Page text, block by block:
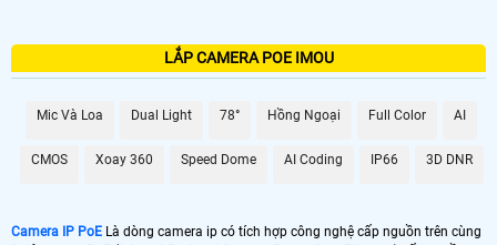
LẮP CAMERA POE IMOU
Mic Và Loa Dual Light 78° Hồng Ngoại Full Color AI
CMOS Xoay 360 Speed Dome AI Coding IP66 3D DNR
Camera IP PoE Là dòng camera ip có tích hợp công nghệ cấp nguồn trên cùng